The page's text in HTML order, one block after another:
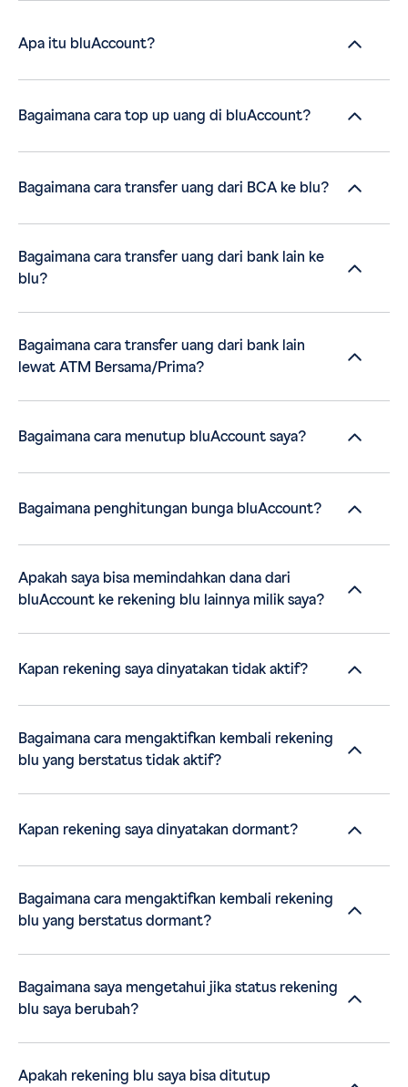
Apa itu bluAccount?
Bagaimana cara top up uang di bluAccount?
Bagaimana cara transfer uang dari BCA ke blu?
Bagaimana cara transfer uang dari bank lain ke
blu?
Bagaimana cara transfer uang dari bank lain
lewat ATM Bersama/Prima?
Bagaimana cara menutup bluAccount saya?
Bagaimana penghitungan bunga bluAccount?
Apakah saya bisa memindahkan dana dari
bluAccount ke rekening blu lainnya milik saya?
Kapan rekening saya dinyatakan tidak aktif?
Bagaimana cara mengaktifkan kembali rekening
blu yang berstatus tidak aktif?
Kapan rekening saya dinyatakan dormant?
Bagaimana cara mengaktifkan kembali rekening
blu yang berstatus dormant?
Bagaimana saya mengetahui jika status rekening
blu saya berubah?
Apakah rekening blu saya bisa ditutup